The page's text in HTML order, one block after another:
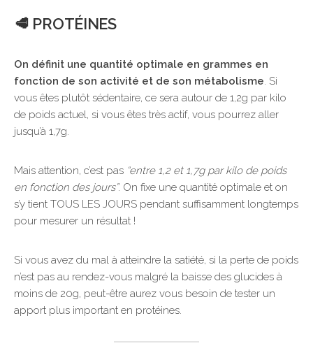
🥩 PROTÉINES
On définit une quantité optimale en grammes en
fonction de son activité et de son métabolisme. Si
vous êtes plutôt sédentaire, ce sera autour de 1,2g par kilo
de poids actuel, si vous êtes très actif, vous pourrez aller
jusqu’à 1,7g.
Mais attention, c’est pas “entre 1,2 et 1,7g par kilo de poids
en fonction des jours”. On fixe une quantité optimale et on
s’y tient TOUS LES JOURS pendant suffisamment longtemps
pour mesurer un résultat !
Si vous avez du mal à atteindre la satiété, si la perte de poids
n’est pas au rendez-vous malgré la baisse des glucides à
moins de 20g, peut-être aurez vous besoin de tester un
apport plus important en protéines.